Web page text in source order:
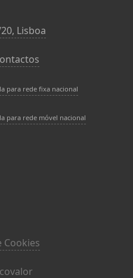
Lisboa
para rede fixa nacional
para rede móvel nacional
Cookies